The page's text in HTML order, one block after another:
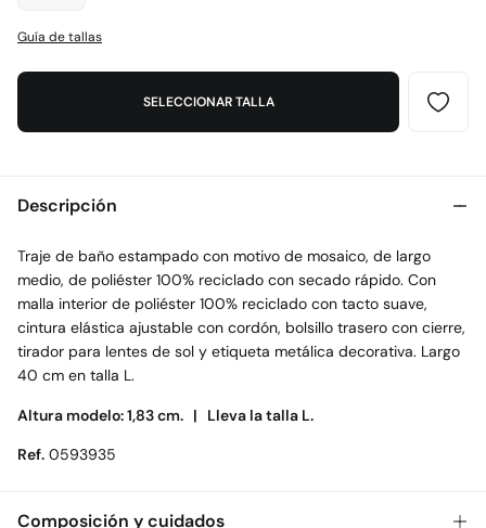
Guía de tallas
SELECCIONAR TALLA
Descripción
Traje de baño estampado con motivo de mosaico, de largo
medio, de poliéster 100% reciclado con secado rápido. Con
malla interior de poliéster 100% reciclado con tacto suave,
cintura elástica ajustable con cordón, bolsillo trasero con cierre,
tirador para lentes de sol y etiqueta metálica decorativa. Largo
40 cm en talla L.
Altura modelo: 1,83 cm. | Lleva la talla L.
Ref. 0593935
Composición y cuidados